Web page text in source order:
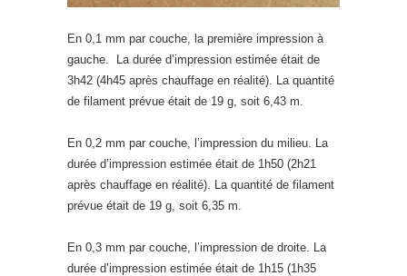
En 0,1 mm par couche, la première impression à
gauche. La durée d’impression estimée était de
3h42 (4h45 après chauffage en réalité). La quantité
de filament prévue était de 19 g, soit 6,43 m.
En 0,2 mm par couche, l’impression du milieu. La
durée d’impression estimée était de 1h50 (2h21
après chauffage en réalité). La quantité de filament
prévue était de 19 g, soit 6,35 m.
En 0,3 mm par couche, l’impression de droite. La
durée d’impression estimée était de 1h15 (1h35